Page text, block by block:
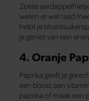
Zoete
weten er wel raad
helpt je
je geniet van een
4. Oranje
Paprika geeft je
een boost aan
paprika of maak een